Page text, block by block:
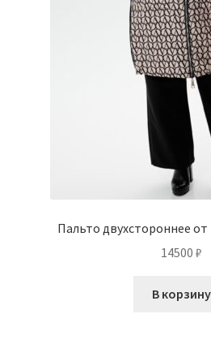
Пальто двухстороннее от
14500 ₽
В корзину